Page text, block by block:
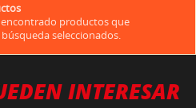
productos que
seleccionados.
INTERESAR